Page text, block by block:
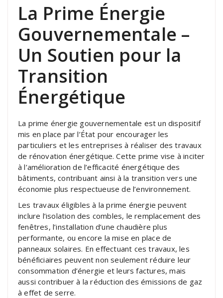
La Prime Énergie
Gouvernementale –
Un Soutien pour la
Transition
Énergétique
La prime énergie gouvernementale est un dispositif
mis en place par l’État pour encourager les
particuliers et les entreprises à réaliser des travaux
de rénovation énergétique. Cette prime vise à inciter
à l’amélioration de l’efficacité énergétique des
bâtiments, contribuant ainsi à la transition vers une
économie plus respectueuse de l’environnement.
Les travaux éligibles à la prime énergie peuvent
inclure l’isolation des combles, le remplacement des
fenêtres, l’installation d’une chaudière plus
performante, ou encore la mise en place de
panneaux solaires. En effectuant ces travaux, les
bénéficiaires peuvent non seulement réduire leur
consommation d’énergie et leurs factures, mais
aussi contribuer à la réduction des émissions de gaz
à effet de serre.